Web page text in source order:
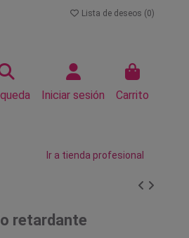
Lista de deseos (0)
Iniciar sesión Carrito
Ir a tienda profesional
retardante